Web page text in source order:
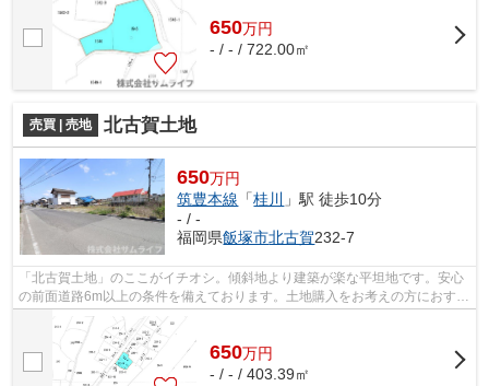
650万円
- / - / 722.00㎡
売買 | 売地 北古賀土地
650万円
筑豊本線 「桂川
」駅 徒歩10分
- / -
福岡県飯塚市北古賀232-7
「北古賀土地」のここがイチオシ。傾斜地より建築が楽な平坦地です。安心
の前面道路6m以上の条件を備えております。土地購入をお考えの方におすす
めなのがこちらの売地。飯塚市に強い...
650万円
- / - / 403.39㎡